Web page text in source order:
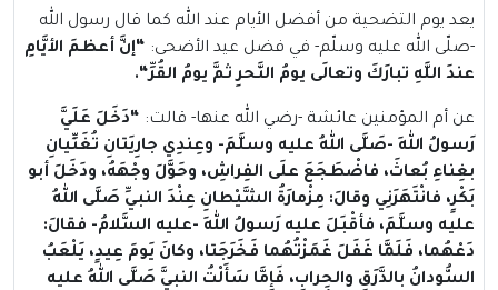
يعد يوم التضحية من أفضل الأيام عند الله كما قال رسول الله
-صلّى الله عليه وسلّم- في فضل عيد الأضحى: “إنَّ أعظمَ الأيَّامِ
عندَ اللَّهِ تبارَكَ وتعالَى يومُ النَّحرِ ثمَّ يومُ القُرِّ“.
عن أم المؤمنين عائشة -رضي الله عنها- قالت: “دَخَلَ عَلَيَّ
رَسولُ اللهِ -صَلَّى اللهُ عليه وسلَّمَ- وعِندِي جارِيَتانِ تُغَنِّيانِ
بغِناءِ بُعاثَ، فاضْطَجَعَ علَى الفِراشِ، وحَوَّلَ وجْهَهُ، ودَخَلَ أبو
بَكْرٍ، فانْتَهَرَنِي وقالَ: مِزْمارَةُ الشَّيْطانِ عِنْدَ النبيِّ صَلَّى اللهُ
عليه وسلَّمَ، فأقْبَلَ عليه رَسولُ اللهِ -عليه السَّلامُ- فقالَ:
دَعْهُما، فَلَمَّا غَفَلَ غَمَزْتُهُما فَخَرَجَتا، وكانَ يَومَ عِيدٍ، يَلْعَبُ
السُّودانُ بالدَّرَقِ والحِرابِ، فَإِمَّا سَأَلْتُ النبيَّ صَلَّى اللهُ عليه